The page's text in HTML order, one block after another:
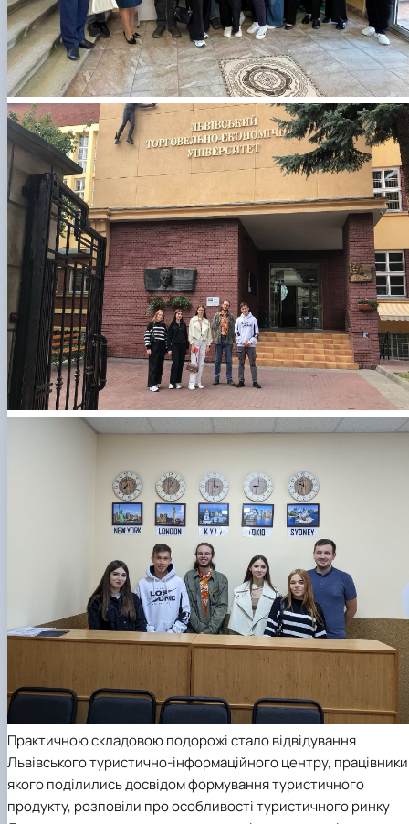
Практичною складовою подорожі стало відвідування
Львівського туристично-інформаційного центру, працівники
якого поділились досвідом формування туристичного
продукту, розповіли про особливості туристичного ринку